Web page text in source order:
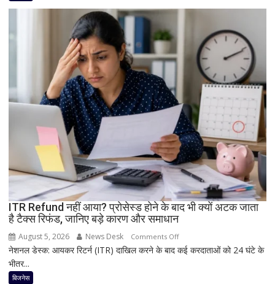
7050mAh
फीचर्स
के
साथ
आज
लॉन्च
होगा
Vivo
S2
ITR Refund नहीं आया? प्रोसेस्ड होने के बाद भी क्यों अटक जाता
है टैक्स रिफंड, जानिए बड़े कारण और समाधान
August 5, 2026 News Desk Comments Offon
ITR
नेशनल डेस्क: आयकर रिटर्न (ITR) दाखिल करने के बाद कई करदाताओं को 24 घंटे के
भीतर...
बिजनेस